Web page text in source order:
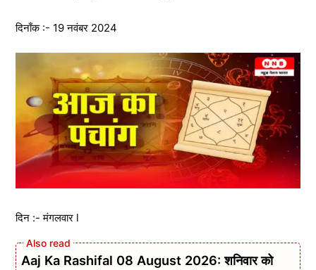
दिनाँक :- 19 नवंबर 2024
दिन :- मंगलवार l
Aaj Ka Rashifal 08 August 2026: शनिवार को